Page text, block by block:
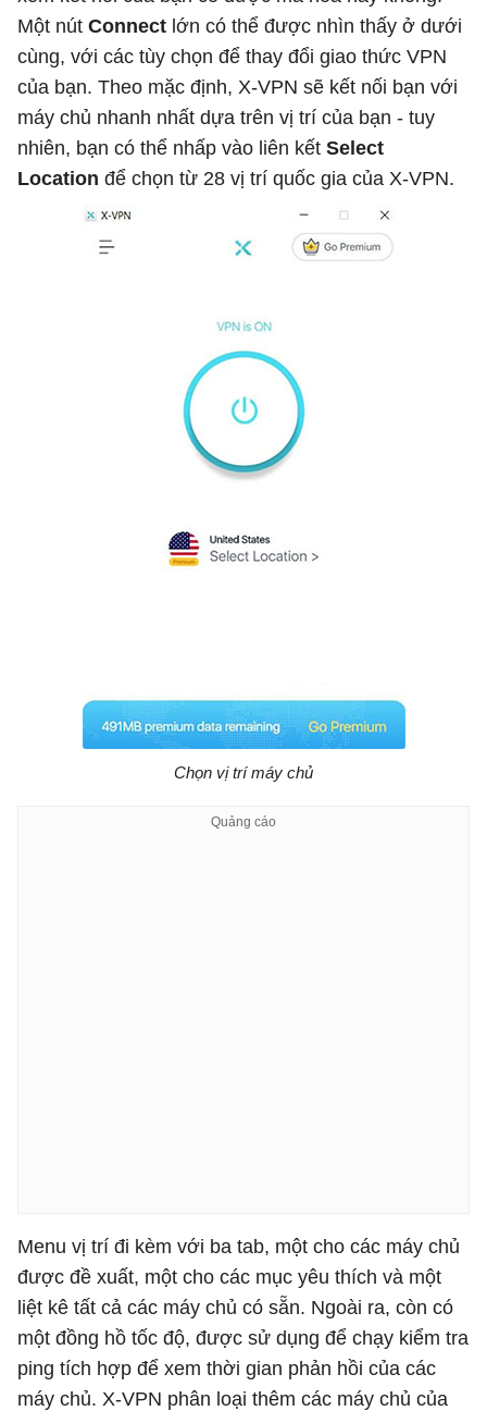
Một nút Connect lớn có thể được nhìn thấy ở dưới
cùng, với các tùy chọn để thay đổi giao thức VPN
của bạn. Theo mặc định, X-VPN sẽ kết nối bạn với
máy chủ nhanh nhất dựa trên vị trí của bạn - tuy
nhiên, bạn có thể nhấp vào liên kết Select
Location để chọn từ 28 vị trí quốc gia của X-VPN.
Chọn vị trí máy chủ
Menu vị trí đi kèm với ba tab, một cho các máy chủ
được đề xuất, một cho các mục yêu thích và một
liệt kê tất cả các máy chủ có sẵn. Ngoài ra, còn có
một đồng hồ tốc độ, được sử dụng để chạy kiểm tra
ping tích hợp để xem thời gian phản hồi của các
máy chủ. X-VPN phân loại thêm các máy chủ của